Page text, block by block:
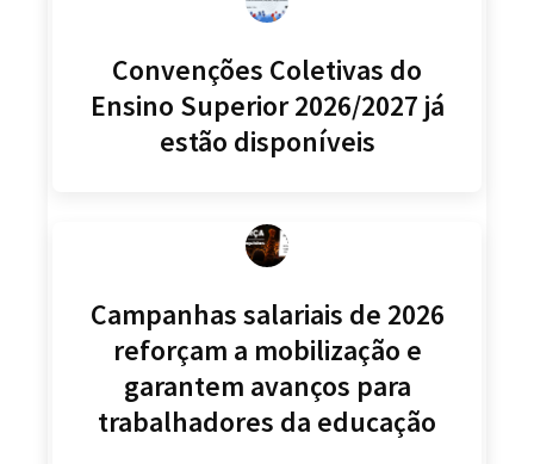
Convenções Coletivas do
Ensino Superior 2026/2027 já
estão disponíveis
Campanhas salariais de 2026
reforçam a mobilização e
garantem avanços para
trabalhadores da educação